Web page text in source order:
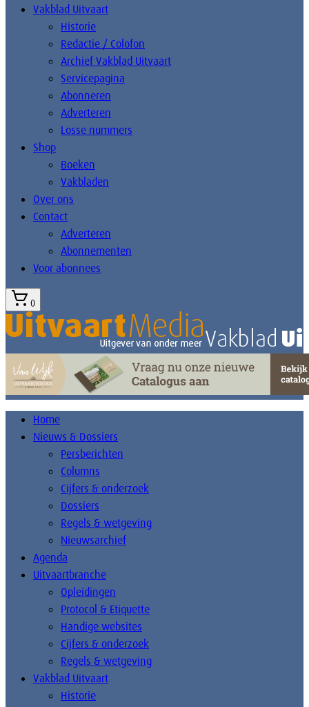
Vakblad Uitvaart
Historie
Redactie / Colofon
Archief Vakblad Uitvaart
Servicepagina
Abonneren
Adverteren
Losse nummers
Shop
Boeken
Vakbladen
Over ons
Contact
Adverteren
Abonnementen
Voor abonnees
0
Home
Nieuws & Dossiers
Persberichten
Columns
Cijfers & onderzoek
Dossiers
Regels & wetgeving
Nieuwsarchief
Agenda
Uitvaartbranche
Opleidingen
Protocol & Etiquette
Handige websites
Cijfers & onderzoek
Regels & wetgeving
Vakblad Uitvaart
Historie